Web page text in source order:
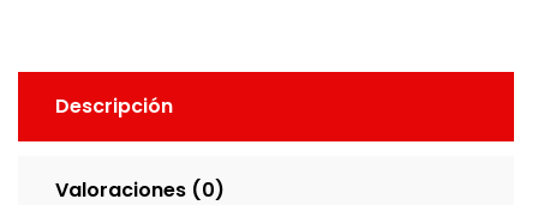
Descripción
Valoraciones (0)